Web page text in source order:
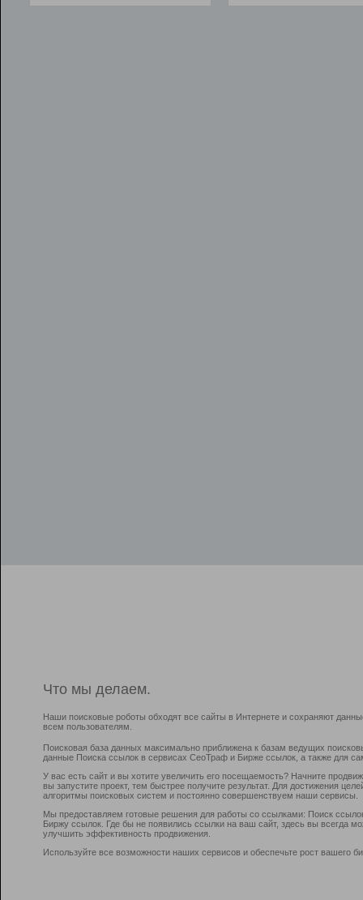
Что мы делаем.
Наши поисковые роботы обходят все сайты в Интернете и сохраняют
всем пользователям.
Поисковая база данных максимально приближена к базам ведущих
данные Поиска ссылок в сервисах СеоТраф и Бирже ссылок, а также для
У вас есть сайт и вы хотите увеличить его посещаемость? Начните
вы запустите проект, тем быстрее получите результат. Для достижения
алгоритмы поисковых систем и постоянно совершенствуем наши сервисы.
Мы предоставляем готовые решения для работы со ссылками: Поиск
Биржу ссылок. Где бы не появились ссылки на ваш сайт, здесь вы всегда
улучшить эффективность продвижения.
Используйте все возможности наших сервисов и обеспечьте рост вашего